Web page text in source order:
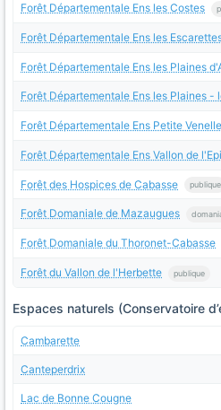
Forêt Départementale Ens les Costes
Forêt Départementale Ens les
Forêt Départementale Ens les Plaines
Forêt Départementale Ens les Plaines -
Forêt Départementale Ens Petite Venelle
Forêt Départementale Ens Vallon de
Forêt des Hospices de Cabasse publique
Forêt Domaniale de Mazaugues
Forêt Domaniale du Thoronet-Cabasse
Forêt du Vallon de l'Herbette publique
Espaces naturels (Conservatoire
Cambarette
Canteperdrix
Lac de Bonne Cougne